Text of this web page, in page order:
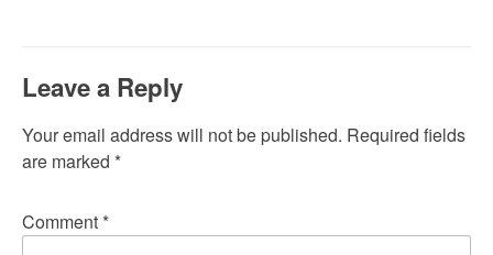
Leave a Reply
Your email address will not be published. Required fields
are marked *
Comment *